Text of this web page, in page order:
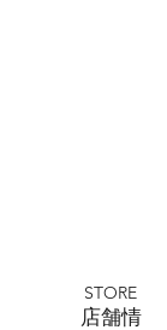
STORE
​店舗情